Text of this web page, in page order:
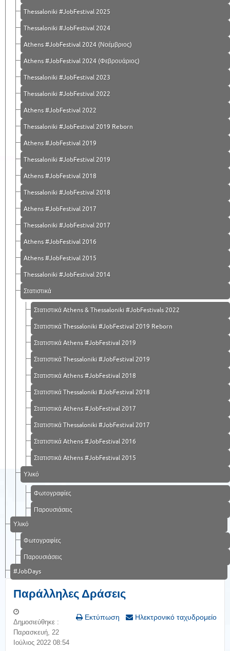
Thessaloniki #JobFestival 2025
Thessaloniki #JobFestival 2024
Athens #JobFestival 2024 (Νοέμβριος)
Athens #JobFestival 2024 (Φεβρουάριος)
Thessaloniki #JobFestival 2023
Thessaloniki #JobFestival 2022
Athens #JobFestival 2022
Thessaloniki #JobFestival 2019 Reborn
Athens #JobFestival 2019
Thessaloniki #JobFestival 2019
Athens #JobFestival 2018
Thessaloniki #JobFestival 2018
Athens #JobFestival 2017
Τhessaloniki #JobFestival 2017
Athens #JobFestival 2016
Athens #JobFestival 2015
Thessaloniki #JobFestival 2014
Στατιστικά
Στατιστικά Athens & Thessaloniki #JobFestivals 2022
Στατιστικά Thessaloniki #JobFestival 2019 Reborn
Στατιστικά Athens #JobFestival 2019
Στατιστικά Thessaloniki #JobFestival 2019
Στατιστικά Athens #JobFestival 2018
Στατιστικά Thessaloniki #JobFestival 2018
Στατιστικά Athens #JobFestival 2017
Στατιστικά Thessaloniki #JobFestival 2017
Στατιστικά Athens #JobFestival 2016
Στατιστικά Athens #JobFestival 2015
Υλικό
Φωτογραφίες
Παρουσιάσεις
Υλικό
Φωτογραφίες
Παρουσιάσεις
#JobDays
Παράλληλες Δράσεις
Εκτύπωση Ηλεκτρονικό ταχυδρομείο
Δημοσιεύθηκε :
Παρασκευή, 22
Ιούλιος 2022 08:54